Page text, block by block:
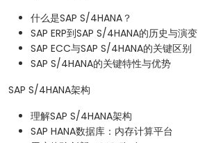
什么是SAP S/4HANA？
SAP ERP到SAP S/4HANA的历史与演变
SAP ECC与SAP S/4HANA的关键区别
SAP S/4HANA的关键特性与优势
SAP S/4HANA架构
理解SAP S/4HANA架构
SAP HANA数据库：内存计算平台